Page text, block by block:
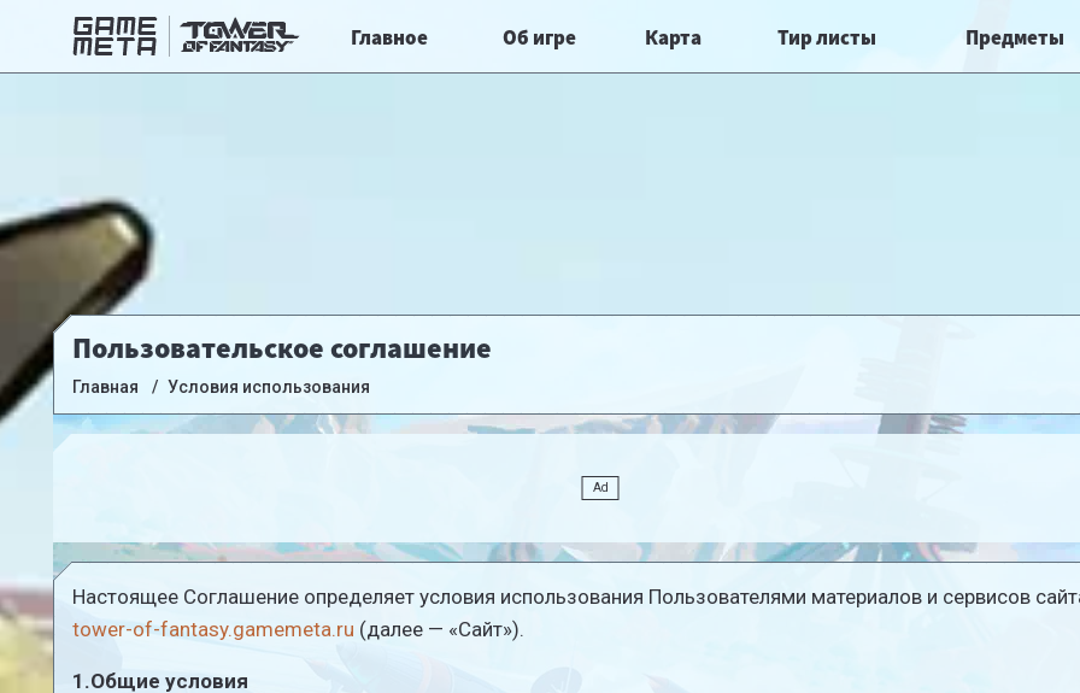
Главное Об игре Карта Тир листы Предметы
Пользовательское соглашение
Главная Условия использования
Настоящее Соглашение определяет условия использования Пользователями материалов и сервисов
tower-of-fantasy.gamemeta.ru (далее — «Сайт»).
1.Общие условия